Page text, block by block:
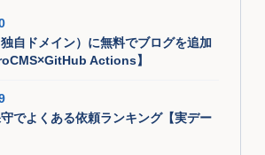
自ドメイン）に無料でブログを追加
Actions】
でよくある依頼ランキング【実デー